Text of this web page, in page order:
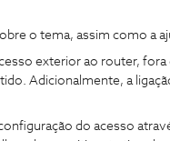
o tema, assim como a
exterior ao router,
Adicionalmente, a
do acesso